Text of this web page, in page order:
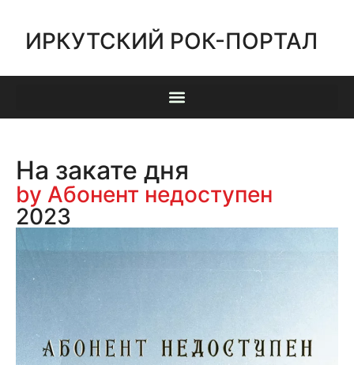
ИРКУТСКИЙ РОК-ПОРТАЛ
На закате дня
by Абонент недоступен
2023